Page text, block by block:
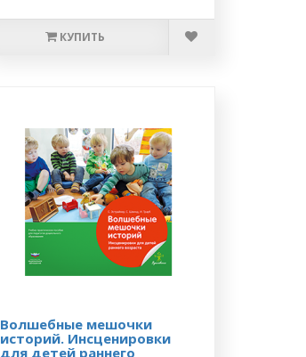
КУПИТЬ
Волшебные мешочки
историй. Инсценировки
для детей раннего